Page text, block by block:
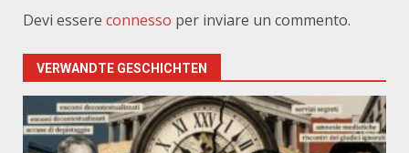
Devi essere connesso per inviare un commento.
VERWANDTE GESCHICHTEN